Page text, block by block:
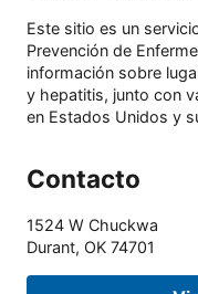
Este sitio es un
Prevención de
información sobre
y hepatitis, junto con
en Estados Unidos y
Contacto
1524 W Chuckwa
Durant, OK 74701